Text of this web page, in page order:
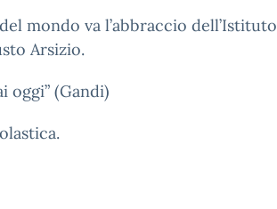
mondo va l’abbraccio dell’Istituto
Arsizio.
oggi” (Gandi)